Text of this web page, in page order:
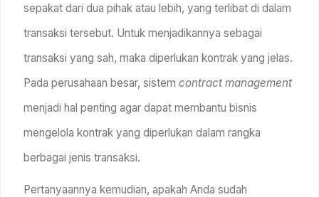
sepakat dari dua pihak atau lebih, yang terlibat di dalam
transaksi tersebut. Untuk menjadikannya sebagai
transaksi yang sah, maka diperlukan kontrak yang jelas.
Pada perusahaan besar, sistem contract management
menjadi hal penting agar dapat membantu bisnis
mengelola kontrak yang diperlukan dalam rangka
berbagai jenis transaksi.
Pertanyaannya kemudian, apakah Anda sudah